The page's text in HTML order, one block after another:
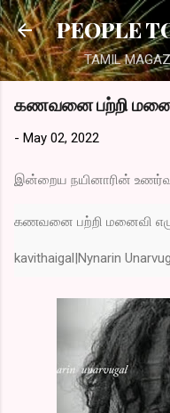
Skip
PEOPLE
TAMIL
கணவனை பற்றி
- May 02, 2022
இன்றைய நயினாரின்
கணவனை பற்றி மனைவி
kavithaigal|Nynarin